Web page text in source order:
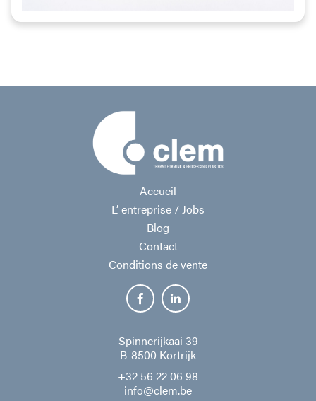
Accueil
L’ entreprise / Jobs
Blog
Contact
Conditions de vente
Spinnerijkaai 39
B-8500 Kortrijk
+32 56 22 06 98
info@clem.be